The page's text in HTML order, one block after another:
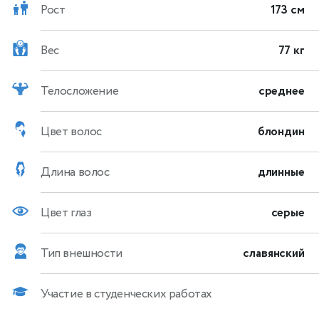
Рост 173 см
Вес 77 кг
Телосложение среднее
Цвет волос блондин
Длина волос длинные
Цвет глаз серые
Тип внешности славянский
Участие в студенческих работах